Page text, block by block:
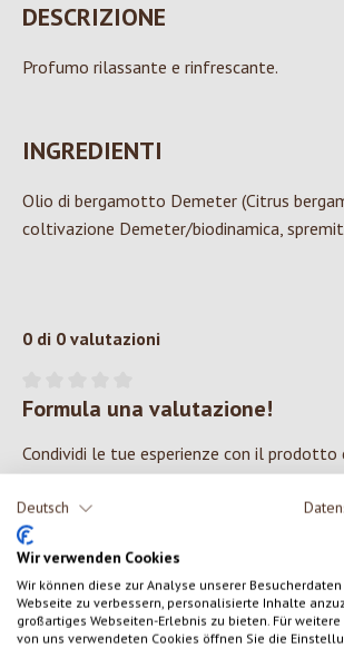
Deutsch
Wir verwenden Cookies
Wir können diese zur Analyse unserer
Webseite zu verbessern, personalisierte Inhalte
großartiges Webseiten-Erlebnis zu bieten. Für
von uns verwendeten Cookies öffnen Sie die
DESCRIZIONE
Profumo rilassante e rinfrescante.
INGREDIENTI
Olio di bergamotto Demeter (Citrus
coltivazione Demeter/biodinamica,
0 di 0 valutazioni
Valutazione media di 0 su 5 stelle
Formula una valutazione!
Condividi le tue esperienze con il
SCRIVERE UNA RECENSIONE